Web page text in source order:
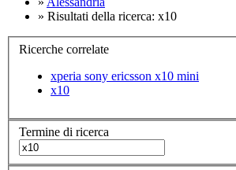
» Risultati della ricerca: x10
Ricerche correlate
xperia sony ericsson x10 mini
x10
Termine di ricerca